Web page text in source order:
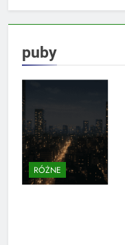
puby
RÓŻNE